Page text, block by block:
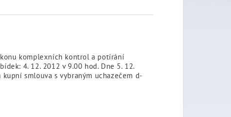
komplexních kontrol a potírání
4. 12. 2012 v 9.00 hod. Dne 5. 12.
smlouva s vybraným uchazečem d-